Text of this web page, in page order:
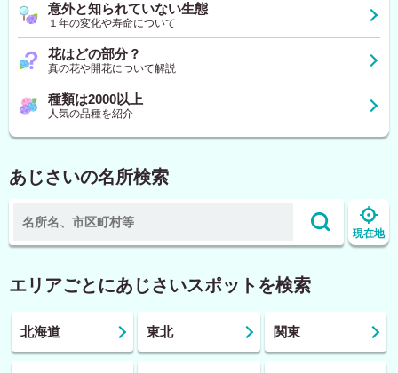
意外と知られていない生態
１年の変化や寿命について
花はどの部分？
真の花や開花について解説
種類は2000以上
人気の品種を紹介
あじさいの名所検索
現在地
エリアごとにあじさいスポットを検索
北海道 東北 関東